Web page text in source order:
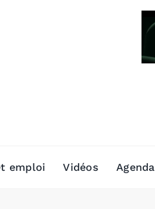
emploi Vidéos Agenda